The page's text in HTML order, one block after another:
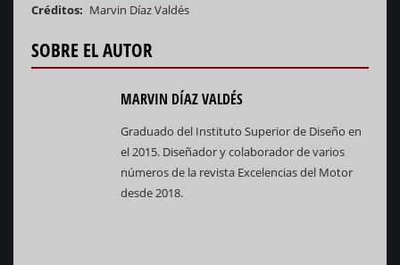
Créditos
Marvin Díaz Valdés
SOBRE EL AUTOR
MARVIN DÍAZ VALDÉS
Graduado del Instituto Superior de Diseño en
el 2015. Diseñador y colaborador de varios
números de la revista Excelencias del Motor
desde 2018.